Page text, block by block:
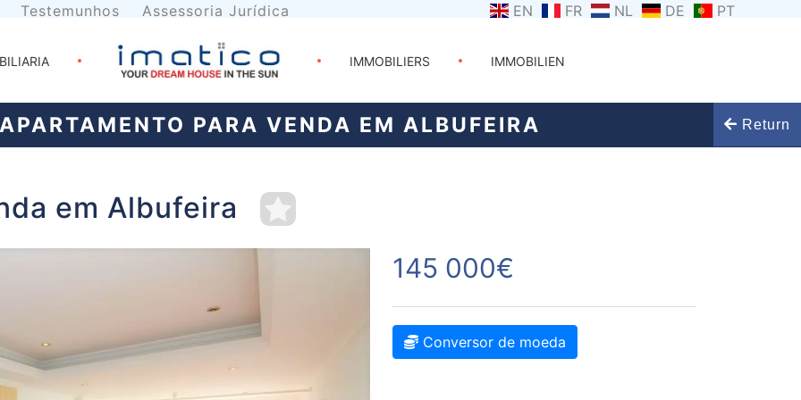
Testemunhos Assessoria Jurídica EN FR NL DE PT
IMMOBILIERS IMMOBILIEN
APARTAMENTO PARA VENDA EM ALBUFEIRA Return
em Albufeira
145 000€
Conversor de moeda